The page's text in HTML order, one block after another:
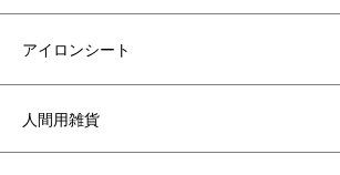
アイロンシート
人間用雑貨